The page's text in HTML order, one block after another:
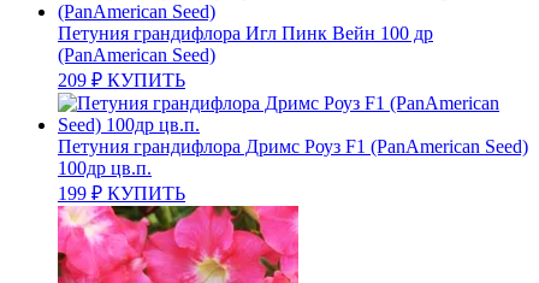
Петуния грандифлора Игл Пинк Вейн 100 др
(PanAmerican Seed)
209 ₽ КУПИТЬ
Петуния грандифлора Дримс Роуз F1 (PanAmerican Seed)
100др цв.п.
199 ₽ КУПИТЬ